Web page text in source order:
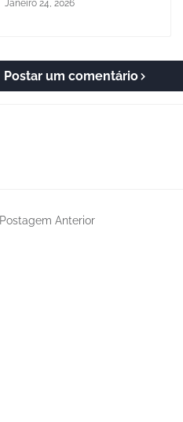
Janeiro 24, 2026
Postar um comentário
Postagem Anterior